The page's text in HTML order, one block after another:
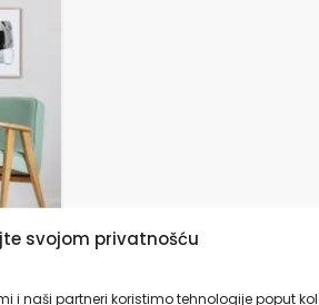
svojom privatnošću
i naši partneri koristimo tehnologije poput